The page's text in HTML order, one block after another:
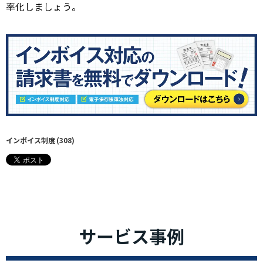
率化しましょう。
インボイス制度 (308)
サービス事例